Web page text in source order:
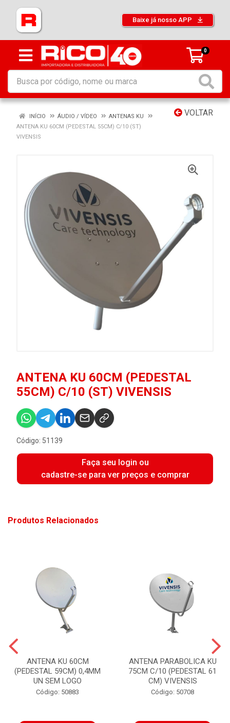
Baixe já nosso APP
0
VOLTAR
INÍCIO ÁUDIO / VÍDEO
ANTENAS KU
ANTENA KU 60CM (PEDESTAL 55CM) C/10 (ST)
VIVENSIS
ANTENA KU 60CM (PEDESTAL
55CM) C/10 (ST) VIVENSIS
Código: 51139
Faça seu login ou
cadastre-se para ver preços e comprar
Produtos Relacionados
ANTENA KU 60CM
(PEDESTAL 59CM) 0,4MM
UN SEM LOGO
Código: 50883
ANTENA PARABOLICA KU
75CM C/10 (PEDESTAL 61
CM) VIVENSIS
Código: 50708